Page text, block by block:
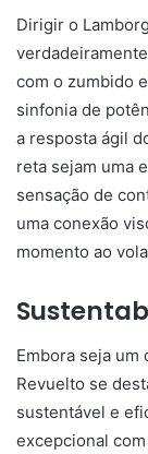
Dirigir o
com o zumbido
sinfonia de
a resposta ágil
reta sejam uma
sensação de
uma conexão
momento ao
Embora seja
Revuelto se
sustentável e
excepcional